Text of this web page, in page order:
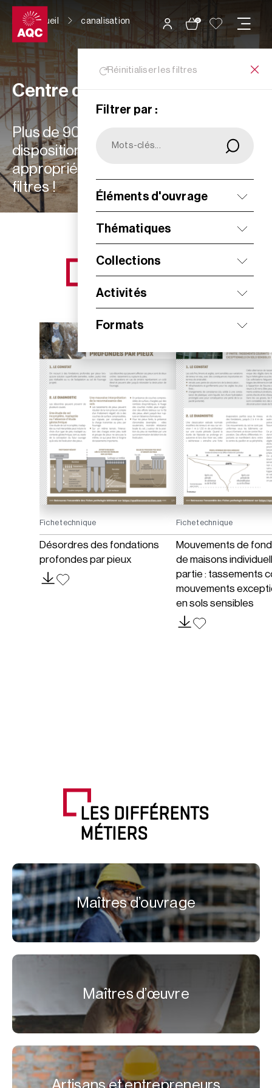
Panneau de gestion des cookies
0
Accueil canalisation
Réinitialiser les filtres
Filtrer par :
Éléments d'ouvrage
Thématiques
Collections
Activités
Formats
Centre de ressources
Plus de 900 ressources à votre
disposition : choisissez les plus
appropriées à vos besoins grâce aux
filtres !
NOS NOUVEAUTÉS
Fiche technique
Désordres des fondations
profondes par pieux
Fiche technique
Mouvements de
de maisons
partie : tassements
mouvements
en sols sensibles
LES DIFFÉRENTS
MÉTIERS
Maîtres d’ouvrage
Maîtres d’œuvre
Artisans et entrepreneurs